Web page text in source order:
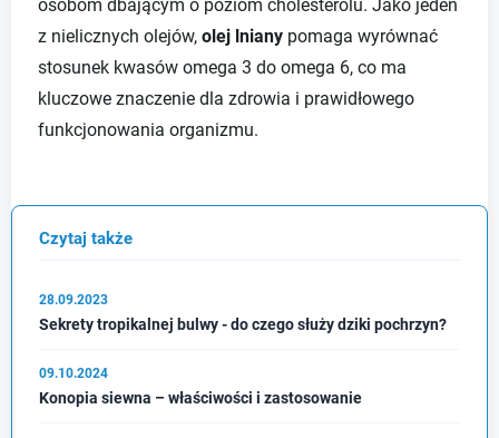
osobom dbającym o poziom cholesterolu. Jako jeden
z nielicznych olejów, olej lniany pomaga wyrównać
stosunek kwasów omega 3 do omega 6, co ma
kluczowe znaczenie dla zdrowia i prawidłowego
funkcjonowania organizmu.
Czytaj także
28.09.2023
Sekrety tropikalnej bulwy - do czego służy dziki pochrzyn?
09.10.2024
Konopia siewna – właściwości i zastosowanie